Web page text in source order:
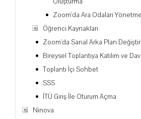
Zoom'da Ara Odaları Yönetme
Öğrenci Kaynakları
Zoom'da Sanal Arka Plan
Bireysel Toplantıya Katılım ve
Toplantı İçi Sohbet
SSS
İTÜ Giriş İle Oturum Açma
Ninova